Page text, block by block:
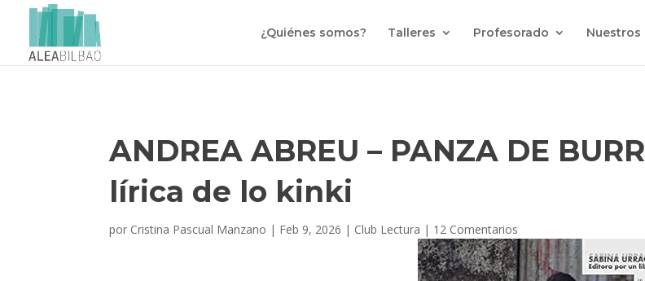
¿Quiénes somos? Talleres Profesorado Nuestros
ANDREA ABREU – PANZA DE
lírica de lo kinki
por Cristina Pascual Manzano | Feb 9, 2026 | Club Lectura | 12 Comentarios